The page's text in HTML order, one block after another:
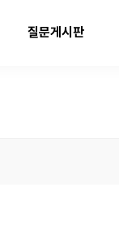
질문게시판